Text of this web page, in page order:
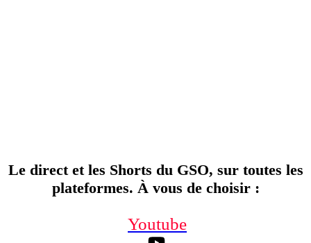
Le direct et les Shorts du GSO, sur toutes les
plateformes. À vous de choisir:
Youtube